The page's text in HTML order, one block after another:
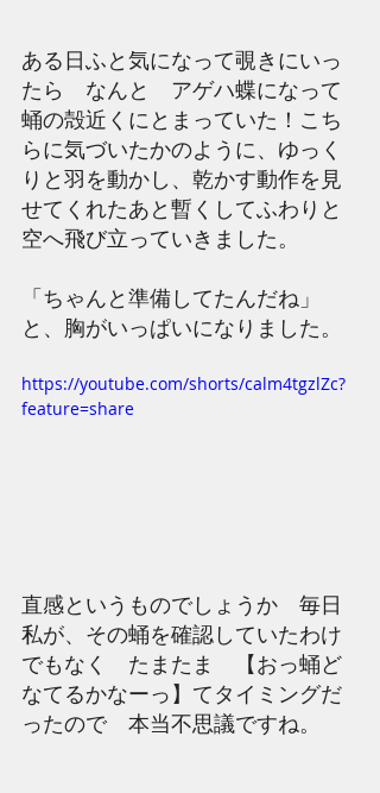
ある日ふと気になって覗きにいっ
たら　なんと　アゲハ蝶になって
蛹の殻近くにとまっていた！こち
らに気づいたかのように、ゆっく
りと羽を動かし、乾かす動作を見
せてくれたあと暫くしてふわりと
空へ飛び立っていきました。
「ちゃんと準備してたんだね」
と、胸がいっぱいになりました。
https://youtube.com/shorts/calm4tgzlZc?
feature=share
直感というものでしょうか　毎日
私が、その蛹を確認していたわけ
でもなく　たまたま　【おっ蛹ど
なてるかなーっ】てタイミングだ
ったので　本当不思議ですね。